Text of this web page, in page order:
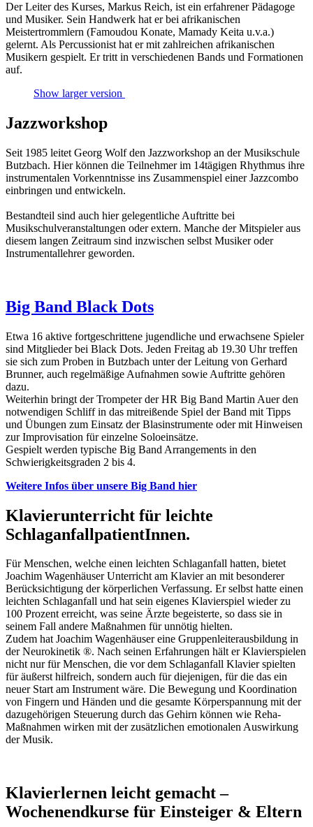
Der Leiter des Kurses, Markus Reich, ist ein erfahrener Pädagoge
und Musiker. Sein Handwerk hat er bei afrikanischen
Meistertrommlern (Famoudou Konate, Mamady Keita u.v.a.)
gelernt. Als Percussionist hat er mit zahlreichen afrikanischen
Musikern gespielt. Er tritt in verschiedenen Bands und Formationen
auf.
Show larger version
Jazzworkshop
Seit 1985 leitet Georg Wolf den Jazzworkshop an der Musikschule
Butzbach. Hier können die Teilnehmer im 14tägigen Rhythmus ihre
instrumentalen Vorkenntnisse ins Zusammenspiel einer Jazzcombo
einbringen und entwickeln.
Bestandteil sind auch hier gelegentliche Auftritte bei
Musikschulveranstaltungen oder extern. Manche der Mitspieler aus
diesem langen Zeitraum sind inzwischen selbst Musiker oder
Instrumentallehrer geworden.
Big Band Black Dots
Etwa 16 aktive fortgeschrittene jugendliche und erwachsene Spieler
sind Mitglieder bei Black Dots. Jeden Freitag ab 19.30 Uhr treffen
sie sich zum Proben in Butzbach unter der Leitung von Gerhard
Brunner, auch regelmäßige Aufnahmen sowie Auftritte gehören
dazu.
Weiterhin bringt der Trompeter der HR Big Band Martin Auer den
notwendigen Schliff in das mitreißende Spiel der Band mit Tipps
und Übungen zum Einsatz der Blasinstrumente oder mit Hinweisen
zur Improvisation für einzelne Soloeinsätze.
Gespielt werden typische Big Band Arrangements in den
Schwierigkeitsgraden 2 bis 4.
Weitere Infos über unsere Big Band hier
Klavierunterricht für leichte
SchlaganfallpatientInnen.
Für Menschen, welche einen leichten Schlaganfall hatten, bietet
Joachim Wagenhäuser Unterricht am Klavier an mit besonderer
Berücksichtigung der körperlichen Verfassung. Er selbst hatte einen
leichten Schlaganfall und hat sein eigenes Klavierspiel wieder zu
100 Prozent erreicht, was seine Ärzte begeisterte, so dass sie in
seinem Fall andere Maßnahmen für unnötig hielten.
Zudem hat Joachim Wagenhäuser eine Gruppenleiterausbildung in
der Neurokinetik ®. Nach seinen Erfahrungen hält er Klavierspielen
nicht nur für Menschen, die vor dem Schlaganfall Klavier spielten
für äußerst hilfreich, sondern auch für diejenigen, für die das ein
neuer Start am Instrument wäre. Die Bewegung und Koordination
von Fingern und Händen und die gesamte Körperspannung mit der
dazugehörigen Steuerung durch das Gehirn können wie Reha-
Maßnahmen wirken mit der zusätzlichen emotionalen Auswirkung
der Musik.
Klavierlernen leicht gemacht –
Wochenendkurse für Einsteiger & Eltern